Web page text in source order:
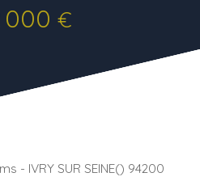
000 €
- IVRY SUR SEINE() 94200